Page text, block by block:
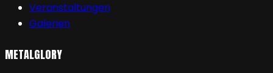
Veranstaltungen
Galerien
METALGLORY